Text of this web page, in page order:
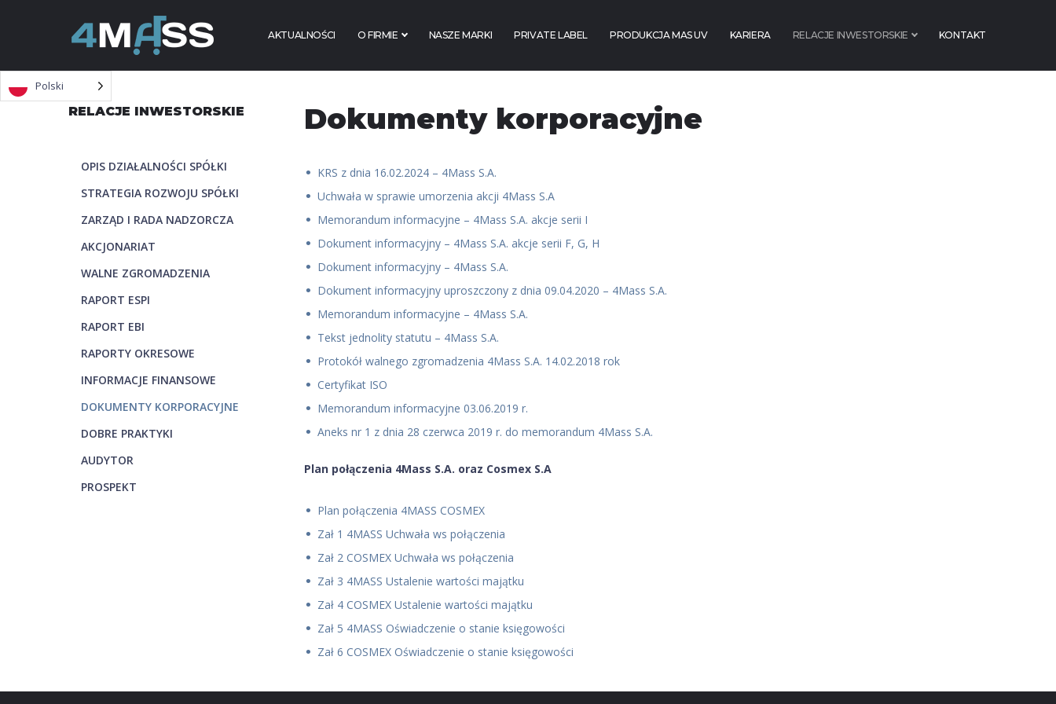
AKTUALNOŚCI O FIRMIE NASZE MARKI PRIVATE LABEL PRODUKCJA MAS UV KARIERA RELACJE INWESTORSKIE KONTAKT
Dokumenty korporacyjne
KRS z dnia 16.02.2024 – 4Mass S.A.
Uchwała w sprawie umorzenia akcji 4Mass S.A
Memorandum informacyjne – 4Mass S.A. akcje serii I
Dokument informacyjny – 4Mass S.A. akcje serii F, G, H
Dokument informacyjny – 4Mass S.A.
Dokument informacyjny uproszczony z dnia 09.04.2020 – 4Mass S.A.
Memorandum informacyjne – 4Mass S.A.
Tekst jednolity statutu – 4Mass S.A.
Protokół walnego zgromadzenia 4Mass S.A. 14.02.2018 rok
Certyfikat ISO
Memorandum informacyjne 03.06.2019 r.
Aneks nr 1 z dnia 28 czerwca 2019 r. do memorandum 4Mass S.A.
Plan połączenia 4Mass S.A. oraz Cosmex S.A
Plan połączenia 4MASS COSMEX
Zał 1 4MASS Uchwała ws połączenia
Zał 2 COSMEX Uchwała ws połączenia
Zał 3 4MASS Ustalenie wartości majątku
Zał 4 COSMEX Ustalenie wartości majątku
Zał 5 4MASS Oświadczenie o stanie księgowości
Zał 6 COSMEX Oświadczenie o stanie księgowości
RELACJE INWESTORSKIE
OPIS DZIAŁALNOŚCI SPÓŁKI
STRATEGIA ROZWOJU SPÓŁKI
ZARZĄD I RADA NADZORCZA
AKCJONARIAT
WALNE ZGROMADZENIA
RAPORT ESPI
RAPORT EBI
RAPORTY OKRESOWE
INFORMACJE FINANSOWE
DOKUMENTY KORPORACYJNE
DOBRE PRAKTYKI
AUDYTOR
PROSPEKT
Polski